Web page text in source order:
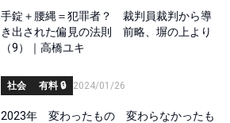
手錠＋腰縄＝犯罪者？ 裁判員裁判から導
き出された偏見の法則 前略、塀の上より
（9）｜高橋ユキ
社会 有料 🔒 2024/01/26
2023年 変わったもの 変わらなかったも